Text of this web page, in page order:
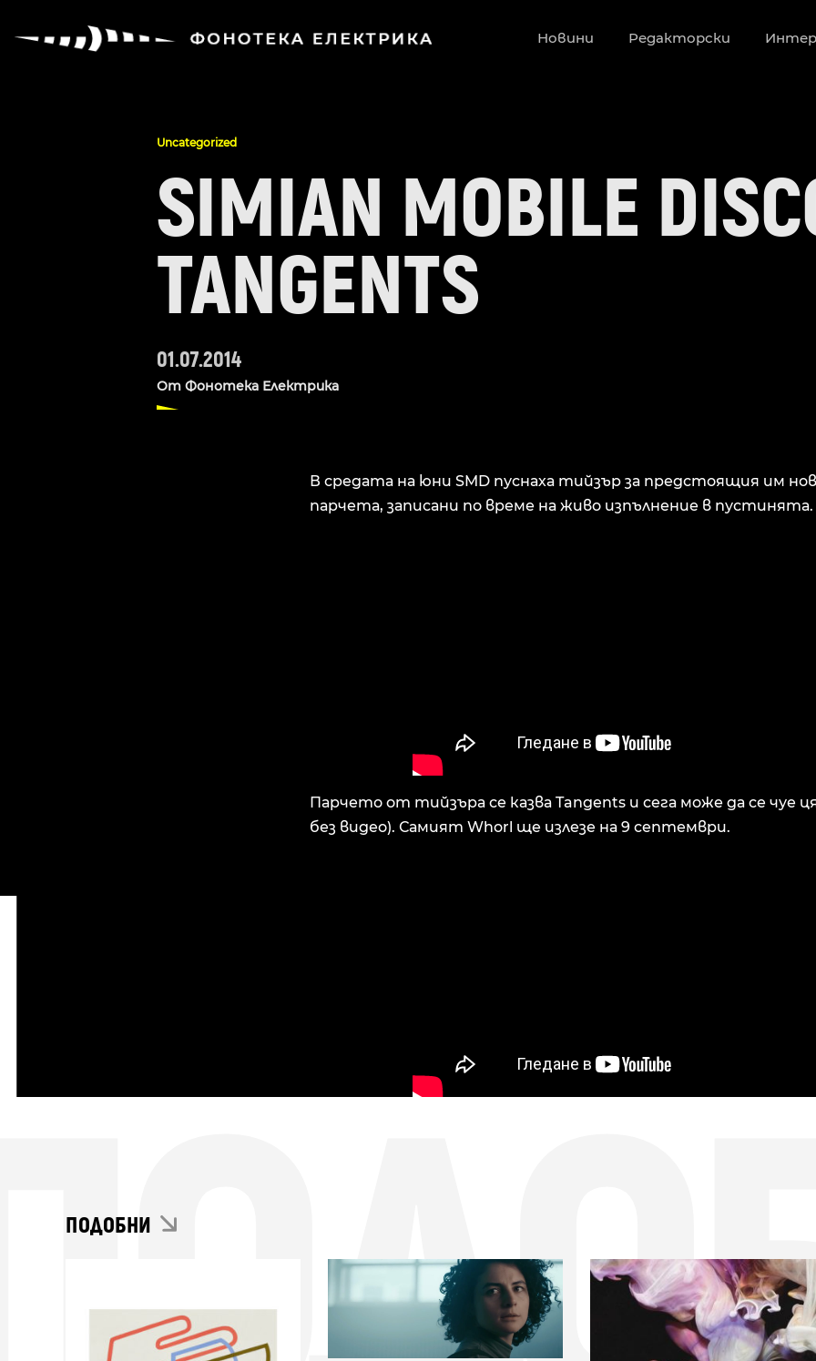
Новини Редакторски
Uncategorized
SIMIAN MOBILE
TANGENTS
01.07.2014
От Фонотека Електрика
В средата на юни SMD пуснаха тийзър за предстоящия им нов
парчета, записани по време на живо изпълнение в пустинята.
Парчето от тийзъра се казва Tangents и сега може да се чуе
без видео). Самият Whorl ще излезе на 9 септември.
ПОДОБНИ